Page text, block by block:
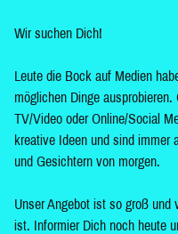
Wir suchen Dich!
Leute die Bock auf Medien
möglichen Dinge
TV/Video oder Online/Social
kreative Ideen und sind immer
und Gesichtern von morgen.
Unser Angebot ist so groß
ist. Informier Dich noch heute